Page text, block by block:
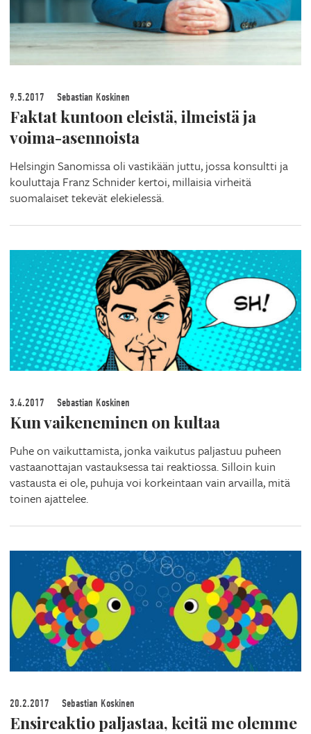
9.5.2017 Sebastian Koskinen
Faktat kuntoon eleistä, ilmeistä ja
voima-asennoista
Helsingin Sanomissa oli vastikään juttu, jossa konsultti ja
kouluttaja Franz Schnider kertoi, millaisia virheitä
suomalaiset tekevät elekielessä.
3.4.2017 Sebastian Koskinen
Kun vaikeneminen on kultaa
Puhe on vaikuttamista, jonka vaikutus paljastuu puheen
vastaanottajan vastauksessa tai reaktiossa. Silloin kuin
vastausta ei ole, puhuja voi korkeintaan vain arvailla, mitä
toinen ajattelee.
20.2.2017 Sebastian Koskinen
Ensireaktio paljastaa, keitä me olemme